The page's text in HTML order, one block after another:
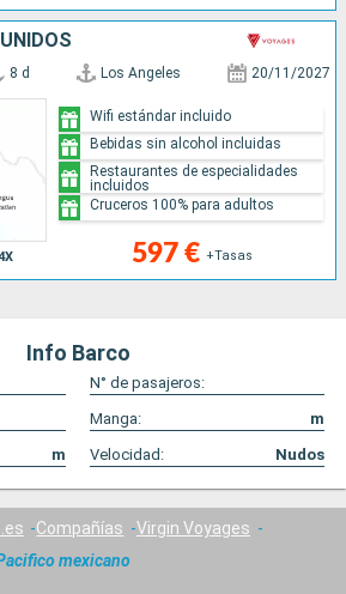
8 d Los Angeles 20/11/2027
597 € +Tasas
Wifi estándar incluido
Bebidas sin alcohol incluidas
Restaurantes de especialidades
incluidos
Cruceros 100% para adultos
Info Barco
N° de pasajeros:
Manga:
m
m Velocidad: Nudos
Compañías
Virgin Voyages
mexicano